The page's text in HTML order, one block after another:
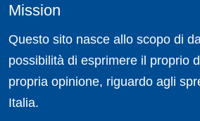
Mission
Questo sito nasce allo scopo di
possibilità di esprimere il proprio
propria opinione, riguardo agli
Italia.